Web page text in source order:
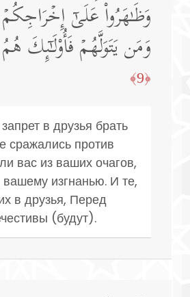
وَظَـٰهَرُوا۟ عَلَىٰۤ
وَمَن یَتَوَلَّهُمۡ فَأُو۟لَـٰۤىِٕكَ
﴿9﴾
в друзья брать
сражались против
вас из ваших очагов,
изгнанью. И те,
в друзья, Перед
(будут).